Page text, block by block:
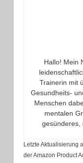
Hallo! Mein
Trainerin mit
Gesundheits-
Menschen
mentalen
gesünderes,
Letzte Aktualisierung
der Amazon Product